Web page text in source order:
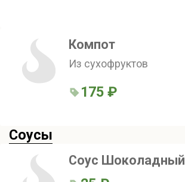
Компот
Из сухофруктов
175 ₽
Соусы
Соус Шоколадный